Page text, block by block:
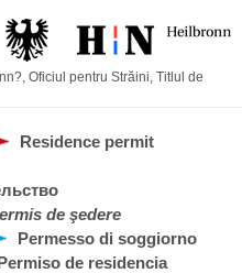
, Oficiul pentru Străini, Titlul de
Residence permit
de şedere
Permesso di soggiorno
de residencia